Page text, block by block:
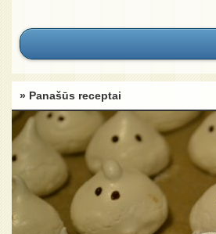
» Panašūs receptai